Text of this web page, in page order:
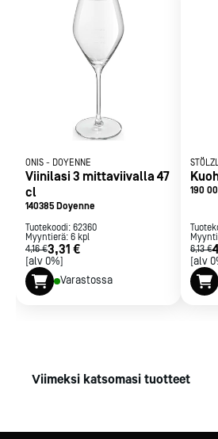
ONIS - DOYENNE
Viinilasi 3 mittaviivalla 47
cl
140385 Doyenne
Tuotekoodi: 62360
Myyntierä: 6 kpl
4,16 €3,31 €
[alv 0%]
Varastossa
190
6,13 €
[alv
Viimeksi katsomasi tuotteet